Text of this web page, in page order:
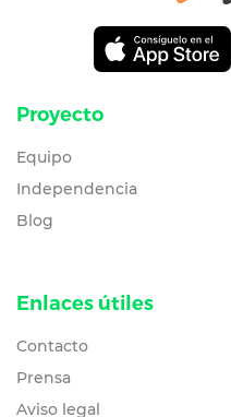
Proyecto
Equipo
Independencia
Blog
Enlaces útiles
Contacto
Prensa
Aviso legal